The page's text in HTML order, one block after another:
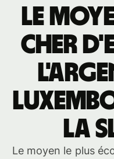
Le
cher
la
Le moyen le plus